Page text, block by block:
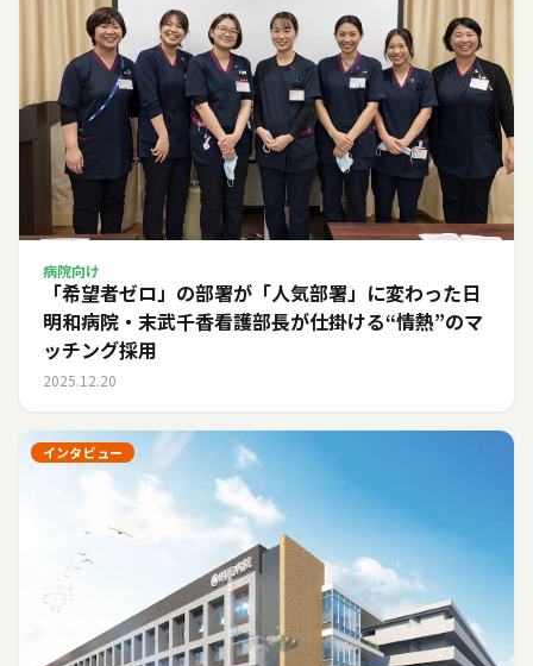
病院向け
「希望者ゼロ」の部署が「人気部署」に変わった日――
明和病院・末武千香看護部長が仕掛ける“情熱”のマ
ッチング採用
2025.12.20
インタビュー